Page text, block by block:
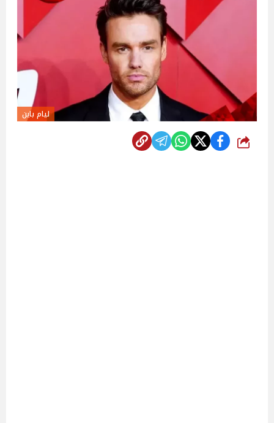
ليام باين
شارك